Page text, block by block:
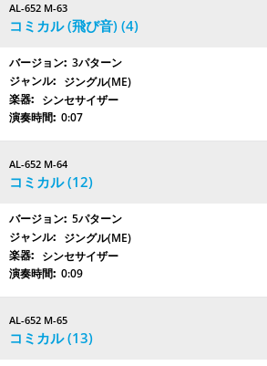
AL-652 M-63
コミカル (飛び音) (4)
3パターン
ジングル(ME)
シンセサイザー
0:07
AL-652 M-64
コミカル (12)
5パターン
ジングル(ME)
シンセサイザー
0:09
AL-652 M-65
コミカル (13)